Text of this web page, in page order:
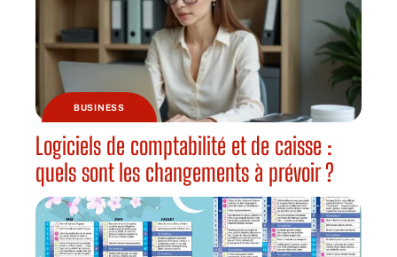
BUSINESS
Logiciels de comptabilité et de caisse :
quels sont les changements à prévoir ?